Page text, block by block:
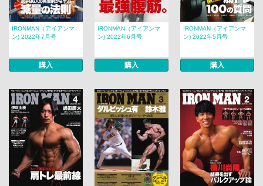
IRONMAN（アイアンマ
ン) 2022年7月号
購入
IRONMAN（アイアンマ
ン) 2022年6月号
購入
IRONMAN（アイアンマ
ン) 2022年5月号
購入